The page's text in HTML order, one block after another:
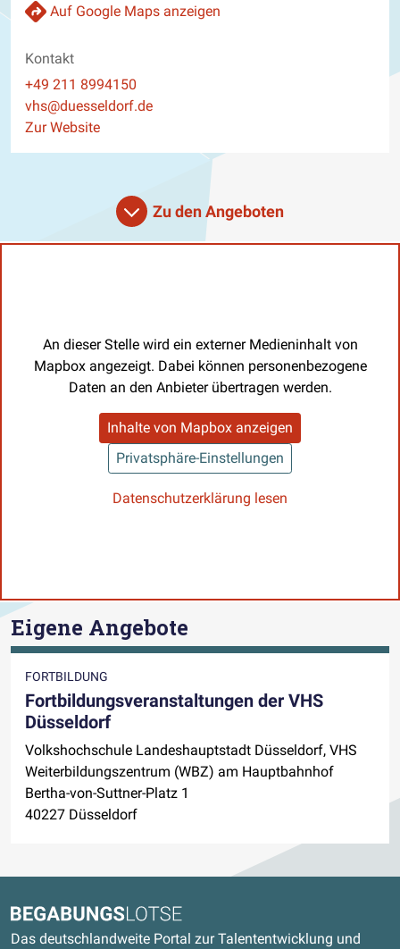
Auf Google Maps anzeigen
Kontakt
Telefon
+49 211 8994150
E-Mail
vhs@duesseldorf.de
Website
Zur Website
Zu den Angeboten
An dieser Stelle wird ein externer Medieninhalt von
Mapbox angezeigt. Dabei können personenbezogene
Daten an den Anbieter übertragen werden.
Inhalte von Mapbox anzeigen
Privatsphäre-Einstellungen
Datenschutzerklärung lesen
Eigene Angebote
FORTBILDUNG
Fortbildungsveranstaltungen der VHS
Düsseldorf
Volkshochschule Landeshauptstadt Düsseldorf, VHS
Weiterbildungszentrum (WBZ) am Hauptbahnhof
Bertha-von-Suttner-Platz 1
40227 Düsseldorf
Begabungslotse
Das deutschlandweite Portal zur Talententwicklung und